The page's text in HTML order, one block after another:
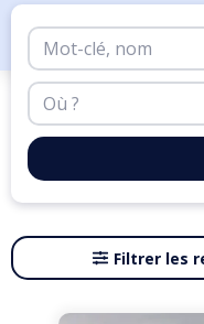
Filtrer les